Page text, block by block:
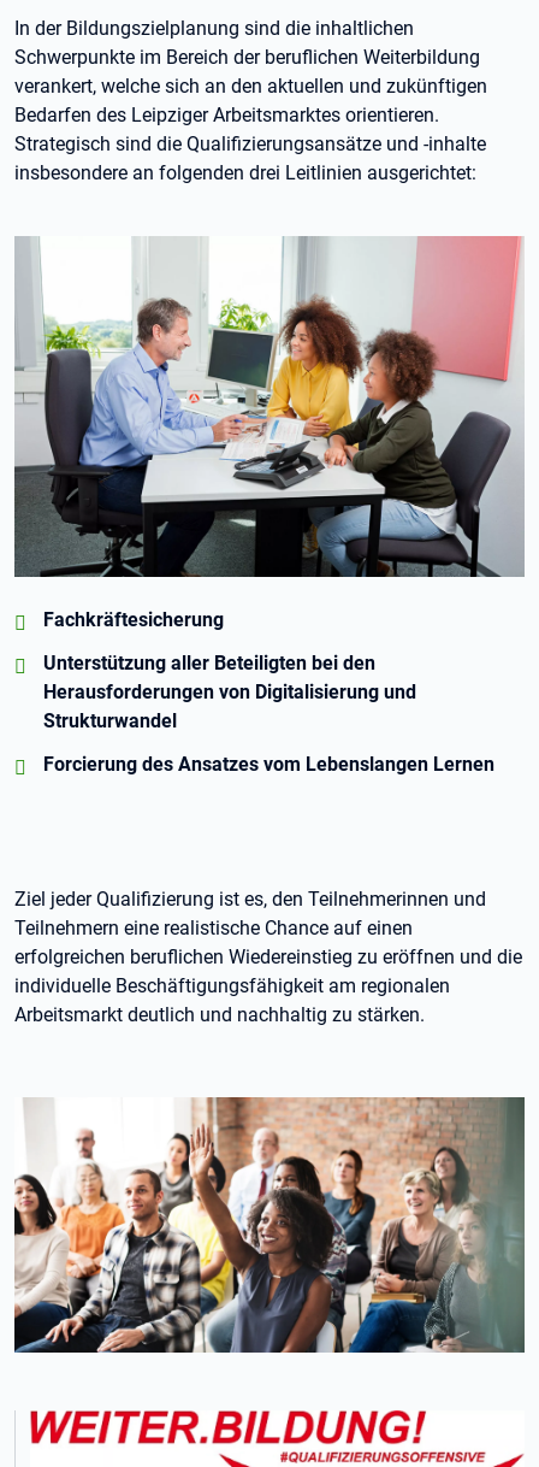
In der Bildungszielplanung sind die inhaltlichen
Schwerpunkte im Bereich der beruflichen Weiterbildung
verankert, welche sich an den aktuellen und zukünftigen
Bedarfen des Leipziger Arbeitsmarktes orientieren.
Strategisch sind die Qualifizierungsansätze und -inhalte
insbesondere an folgenden drei Leitlinien ausgerichtet:
positiv:
Fachkräftesicherung
positiv:
Unterstützung aller Beteiligten bei den
Herausforderungen von Digitalisierung und
Strukturwandel
positiv:
Forcierung des Ansatzes vom Lebenslangen Lernen
Ziel jeder Qualifizierung ist es, den Teilnehmerinnen und
Teilnehmern eine realistische Chance auf einen
erfolgreichen beruflichen Wiedereinstieg zu eröffnen und die
individuelle Beschäftigungsfähigkeit am regionalen
Arbeitsmarkt deutlich und nachhaltig zu stärken.